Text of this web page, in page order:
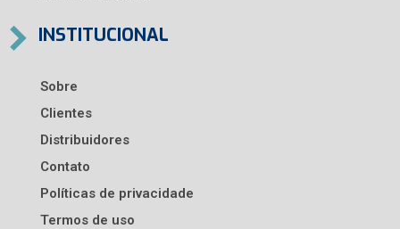
INSTITUCIONAL
Sobre
Clientes
Distribuidores
Contato
Políticas de privacidade
Termos de uso